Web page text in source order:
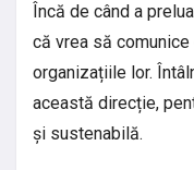
Încă de când a
că vrea să
organizațiile lor.
această direcție,
și sustenabilă.